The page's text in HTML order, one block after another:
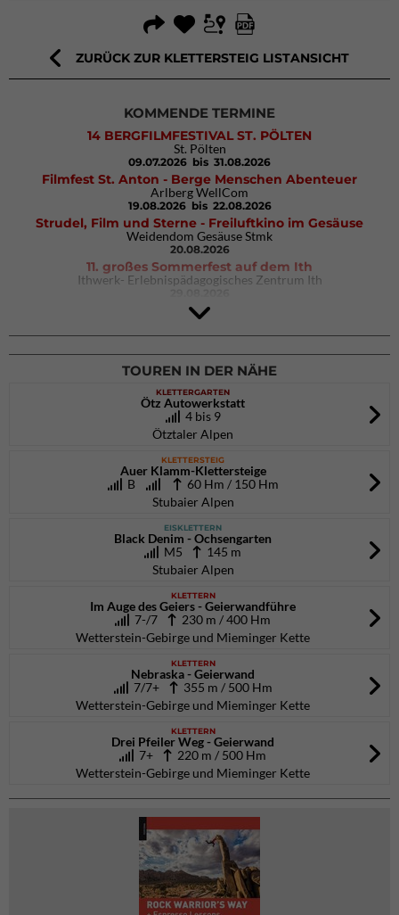
ZURÜCK ZUR KLETTERSTEIG LISTANSICHT
KOMMENDE TERMINE
14 BERGFILMFESTIVAL ST. PÖLTEN
St. Pölten
09.07.2026 bis 31.08.2026
Filmfest St. Anton - Berge Menschen Abenteuer
Arlberg WellCom
19.08.2026 bis 22.08.2026
Strudel, Film und Sterne - Freiluftkino im Gesäuse
Weidendom Gesäuse Stmk
20.08.2026
11. großes Sommerfest auf dem Ith
Ithwerk- Erlebnispädagogisches Zentrum Ith
Rock Master Arco
Arco (IT)
02.10.2026bis 04.10.2026
TOUREN IN DER NÄHE
KLETTERGARTEN
Ötz Autowerkstatt
4 bis 9
Ötztaler Alpen
KLETTERSTEIG
Auer Klamm-Klettersteige
B
60 Hm / 150 Hm
Stubaier Alpen
EISKLETTERN
Black Denim - Ochsengarten
M5
145 m
Stubaier Alpen
KLETTERN
Im Auge des Geiers - Geierwandführe
7-/7
230 m / 400 Hm
Wetterstein-Gebirge und Mieminger Kette
KLETTERN
Nebraska - Geierwand
7/7+ 355 m / 500 Hm
Wetterstein-Gebirge und Mieminger Kette
KLETTERN
Drei Pfeiler Weg - Geierwand
7+
220 m / 500 Hm
Wetterstein-Gebirge und Mieminger Kette